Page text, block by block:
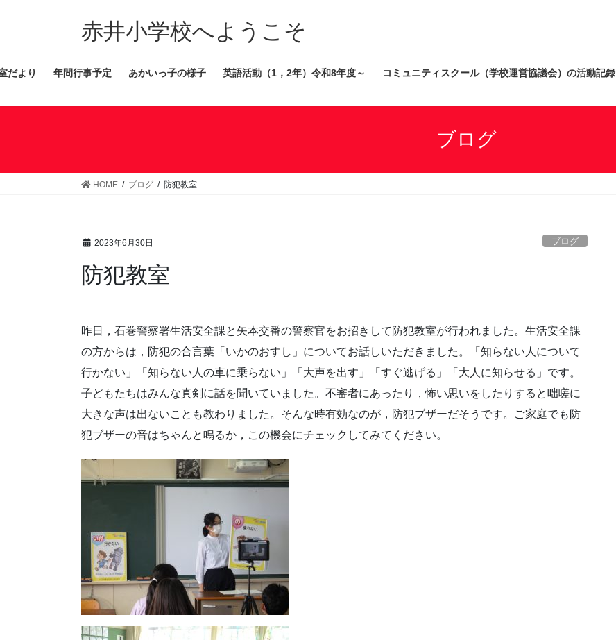
ツ
ス
シ
ン
赤井小学校へようこそ
だより 年間行事予定 あかいっ子の様子 英語活動（1，2年）令和8年度～ コミュニティスクール（学校運営協議会）の活動記録
ブログ
HOME ブログ 防犯教室
2023年6月30日 ブログ
防犯教室
昨日，石巻警察署生活安全課と矢本交番の警察官をお招きして防犯教室が行われました。生活安全課
の方からは，防犯の合言葉「いかのおすし」についてお話しいただきました。「知らない人について
行かない」「知らない人の車に乗らない」「大声を出す」「すぐ逃げる」「大人に知らせる」です。
子どもたちはみんな真剣に話を聞いていました。不審者にあったり，怖い思いをしたりすると咄嗟に
大きな声は出ないことも教わりました。そんな時有効なのが，防犯ブザーだそうです。ご家庭でも防
犯ブザーの音はちゃんと鳴るか，この機会にチェックしてみてください。